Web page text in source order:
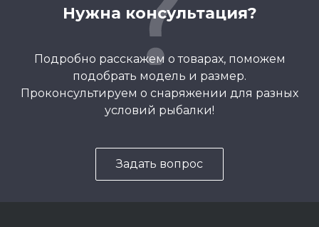
Нужна консультация?
Подробно расскажем о товарах, поможем
подобрать модель и размер.
Проконсультируем о снаряжении для разных
условий рыбалки!
Задать вопрос